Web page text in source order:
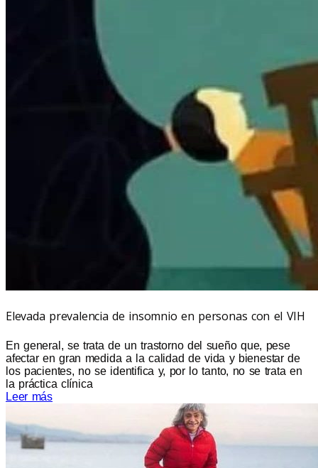
Elevada prevalencia de insomnio en personas con el VIH
En general, se trata de un trastorno del sueño que, pese
afectar en gran medida a la calidad de vida y bienestar de
los pacientes, no se identifica y, por lo tanto, no se trata en
la práctica clínica
Leer más